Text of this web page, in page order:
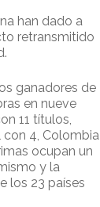
han dado a
retransmitido
ganadores de
en nueve
11 títulos,
con 4, Colombia
ocupan un
y la
los 23 países